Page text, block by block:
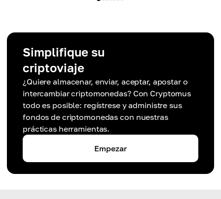
Simplifique su
criptoviaje
¿Quiere almacenar, enviar, aceptar, apostar o
intercambiar criptomonedas? Con Cryptomus
todo es posible: regístrese y administre sus
fondos de criptomonedas con nuestras
prácticas herramientas.
Empezar